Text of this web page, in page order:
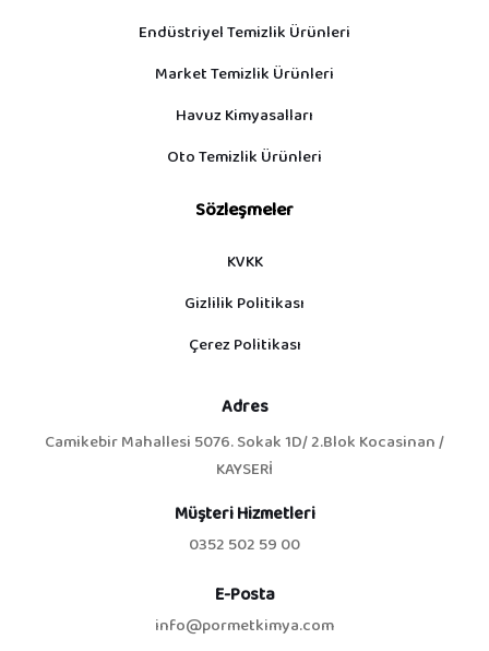
Endüstriyel Temizlik Ürünleri
Market Temizlik Ürünleri
Havuz Kimyasalları
Oto Temizlik Ürünleri
Sözleşmeler
KVKK
Gizlilik Politikası
Çerez Politikası
Adres
Camikebir Mahallesi 5076. Sokak 1D/ 2.Blok Kocasinan /
KAYSERİ
Müşteri Hizmetleri
0352 502 59 00
E-Posta
info@pormetkimya.com